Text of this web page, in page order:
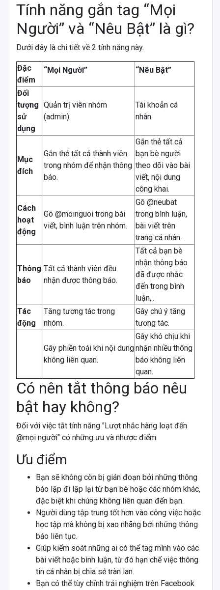
Tính năng gắn tag “Mọi
Người” và “Nêu Bật” là gì?
Dưới đây là chi tiết về 2 tính năng này.
Đặc
điểm
“Mọi Người” “Nêu Bật”
Đối
tượng
sử
dụng
Quản trị viên nhóm
(admin).
Tài khoản cá
nhân.
Mục
đích
Gắn thẻ tất cả thành viên
trong nhóm để nhận thông
báo.
Gắn thẻ tất cả
bạn bè người
theo dõi vào bài
viết, nội dung
công khai.
Cách
hoạt
động
Gõ @moinguoi trong bài
viết, bình luận trên nhóm.
Gõ @neubat
trong bình luận,
bài viết trên
trang cá nhân.
Thông
báo
Tất cả thành viên đều
nhận được thông báo.
Tất cả bạn bè
nhận thông báo
đã được nhắc
đến trong bình
luận,..
Tác
động
Tăng tương tác trong
nhóm.
Gây chú ý tăng
tương tác.
Gây phiền toái khi nội dung
không liên quan.
Gây khó chịu khi
nhận nhiều thông
báo không liên
quan.
Có nên tắt thông báo nêu
bật hay không?
Đối với việc tắt tính năng "Lượt nhắc hàng loạt đến
@mọi người" có những ưu và nhược điểm:
Ưu điểm
Bạn sẽ không còn bị gián đoạn bởi những thông
báo lặp đi lặp lại từ bạn bè hoặc các nhóm khác,
đặc biệt khi chúng không liên quan đến bạn.
Người dùng tập trung tốt hơn vào công việc hoặc
học tập mà không bị xao nhãng bởi những thông
báo liên tục.
Giúp kiểm soát những ai có thể tag mình vào các
bài viết hoặc bình luận, từ đó hạn chế việc thông
tin cá nhân bị chia sẻ tràn lan.
Bạn có thể tùy chỉnh trải nghiệm trên Facebook